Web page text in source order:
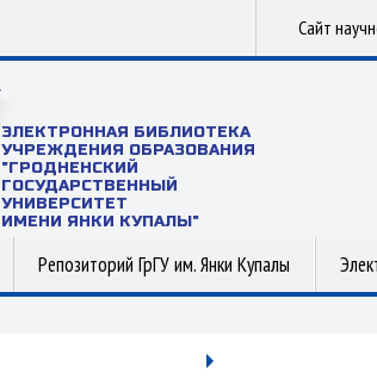
Сайт
ЭЛЕКТРОННАЯ БИБЛИОТЕКА
УЧРЕЖДЕНИЯ ОБРАЗОВАНИЯ
"ГРОДНЕНСКИЙ
ГОСУДАРСТВЕННЫЙ
УНИВЕРСИТЕТ
ИМЕНИ ЯНКИ КУПАЛЫ"
Репозиторий ГрГУ им. Янки Купалы